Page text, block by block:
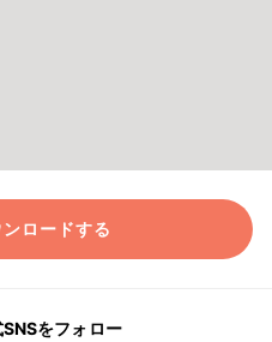
ロードする
をフォロー